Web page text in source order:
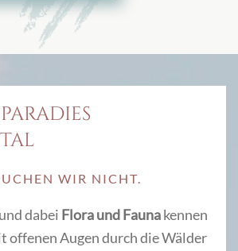
WIR NICHT.
und dabei Flora und Faunakennen
offenen Augen durch die Wälder